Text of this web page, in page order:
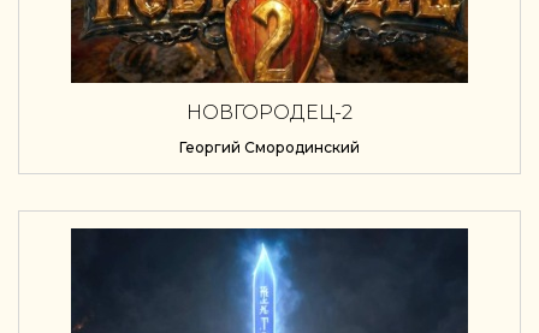
НОВГОРОДЕЦ-2
Георгий Смородинский